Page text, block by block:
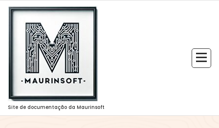
Pular
para
conteúdo
Site de documentação da Maurinsoft